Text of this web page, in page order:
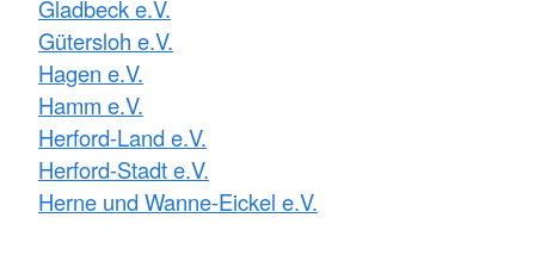
Gladbeck e.V.
Gütersloh e.V.
Hagen e.V.
Hamm e.V.
Herford-Land e.V.
Herford-Stadt e.V.
Herne und Wanne-Eickel e.V.